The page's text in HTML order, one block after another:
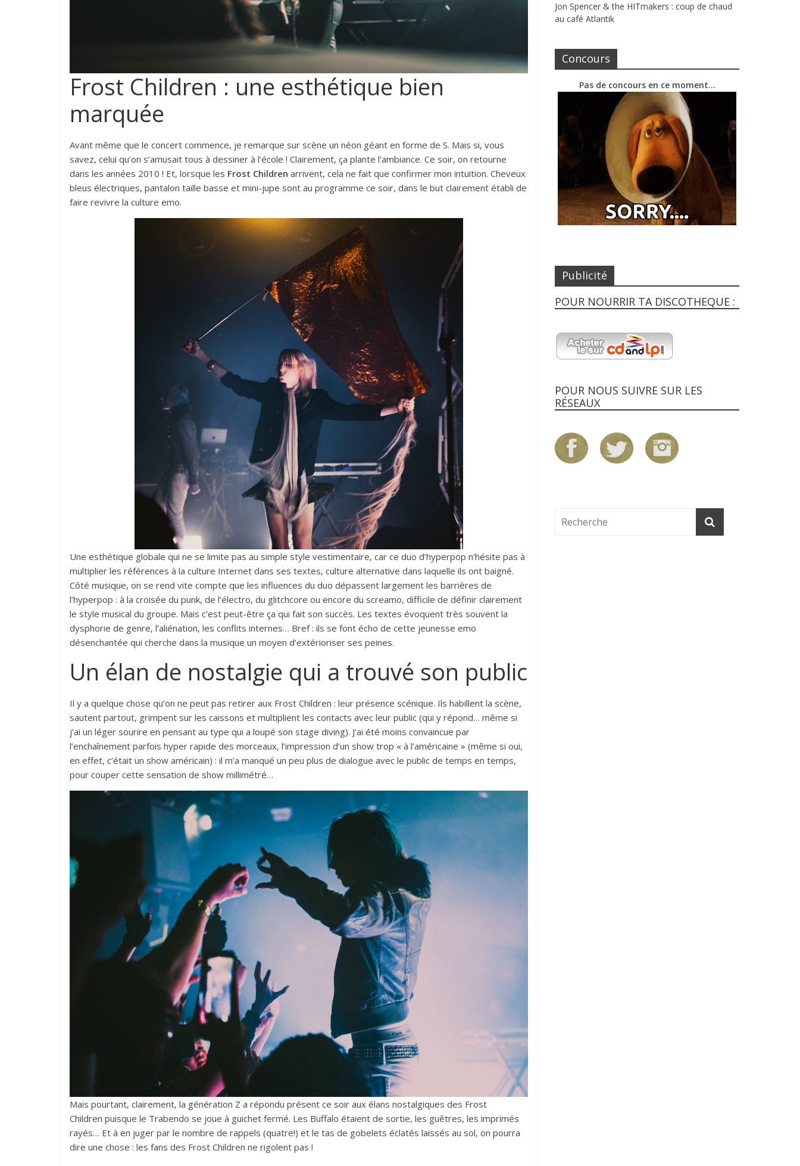
Frost Children : une esthétique bien
marquée
Avant même que le concert commence, je remarque sur scène un néon géant en forme de S. Mais si, vous
savez, celui qu’on s’amusait tous à dessiner à l’école ! Clairement, ça plante l’ambiance. Ce soir, on retourne
dans les années 2010 ! Et, lorsque les Frost Children arrivent, cela ne fait que confirmer mon intuition. Cheveux
bleus électriques, pantalon taille basse et mini-jupe sont au programme ce soir, dans le but clairement établi de
faire revivre la culture emo.
Une esthétique globale qui ne se limite pas au simple style vestimentaire, car ce duo d’hyperpop n’hésite pas à
multiplier les références à la culture Internet dans ses textes, culture alternative dans laquelle ils ont baigné.
Côté musique, on se rend vite compte que les influences du duo dépassent largement les barrières de
l’hyperpop : à la croisée du punk, de l’électro, du glitchcore ou encore du screamo, difficile de définir clairement
le style musical du groupe. Mais c’est peut-être ça qui fait son succès. Les textes évoquent très souvent la
dysphorie de genre, l’aliénation, les conflits internes… Bref : ils se font écho de cette jeunesse emo
désenchantée qui cherche dans la musique un moyen d’extérioriser ses peines.
Un élan de nostalgie qui a trouvé son public
Il y a quelque chose qu’on ne peut pas retirer aux Frost Children : leur présence scénique. Ils habillent la scène,
sautent partout, grimpent sur les caissons et multiplient les contacts avec leur public (qui y répond… même si
j’ai un léger sourire en pensant au type qui a loupé son stage diving). J’ai été moins convaincue par
l’enchaînement parfois hyper rapide des morceaux, l’impression d’un show trop « à l’américaine » (même si oui,
en effet, c’était un show américain) : il m’a manqué un peu plus de dialogue avec le public de temps en temps,
pour couper cette sensation de show millimétré…
Mais pourtant, clairement, la génération Z a répondu présent ce soir aux élans nostalgiques des Frost
Children puisque le Trabendo se joue à guichet fermé. Les Buffalo étaient de sortie, les guêtres, les imprimés
rayés… Et à en juger par le nombre de rappels (quatre!) et le tas de gobelets éclatés laissés au sol, on pourra
dire une chose : les fans des Frost Children ne rigolent pas !
Jon Spencer & the HITmakers : coup de chaud
au café Atlantik
Concours
Pas de concours en ce moment…
Publicité
POUR NOURRIR TA DISCOTHEQUE :
POUR NOUS SUIVRE SUR LES
RÉSEAUX